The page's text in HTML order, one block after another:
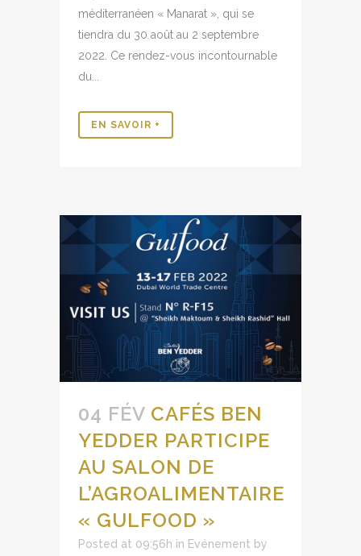
méditerranéen « Manarat », qui se
tiendra du 30 août au 2 septembre
2022. Ce rendez-vous incontournable
du...
EN SAVOIR +
04 FÉV CAFÉS BEN
YEDDER PARTICIPE
AU SALON DE
L’AGROALIMENTAIRE
« GULFOOD »
Posted at 09:56h in Evénement by